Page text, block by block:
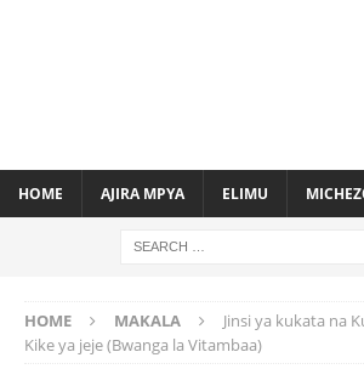
HOME AJIRA MPYA ELIMU
HOME MAKALA
Jinsi ya kukata na
Kike ya jeje (Bwanga la Vitambaa)